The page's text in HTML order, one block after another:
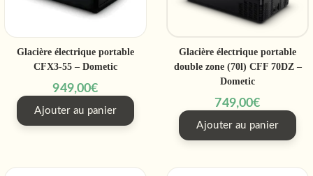
Glacière électrique portable
CFX3-55 – Dometic
949,00€
Ajouter au panier
Glacière électrique portable
double zone (70l) CFF 70DZ –
Dometic
749,00€
Ajouter au panier